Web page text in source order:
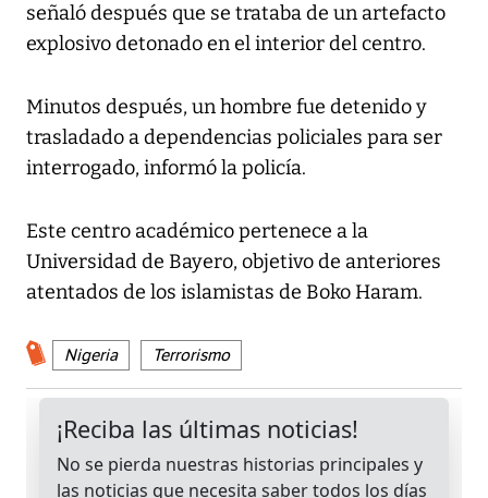
señaló después que se trataba de un artefacto
explosivo detonado en el interior del centro.
Minutos después, un hombre fue detenido y
trasladado a dependencias policiales para ser
interrogado, informó la policía.
Este centro académico pertenece a la
Universidad de Bayero, objetivo de anteriores
atentados de los islamistas de Boko Haram.
Nigeria Terrorismo